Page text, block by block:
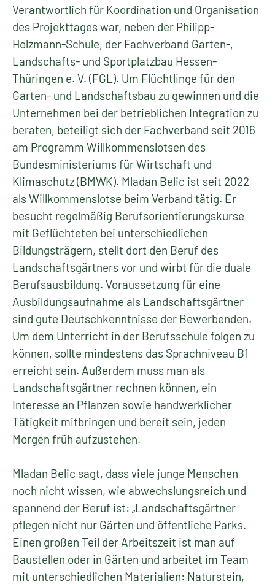
Verantwortlich für Koordination und Organisation
des Projekttages war, neben der Philipp-
Holzmann-Schule, der Fachverband Garten-,
Landschafts- und Sportplatzbau Hessen-
Thüringen e. V. (FGL). Um Flüchtlinge für den
Garten- und Landschaftsbau zu gewinnen und die
Unternehmen bei der betrieblichen Integration zu
beraten, beteiligt sich der Fachverband seit 2016
am Programm Willkommenslotsen des
Bundesministeriums für Wirtschaft und
Klimaschutz (BMWK). Mladan Belic ist seit 2022
als Willkommenslotse beim Verband tätig. Er
besucht regelmäßig Berufsorientierungskurse
mit Geflüchteten bei unterschiedlichen
Bildungsträgern, stellt dort den Beruf des
Landschaftsgärtners vor und wirbt für die duale
Berufsausbildung. Voraussetzung für eine
Ausbildungsaufnahme als Landschaftsgärtner
sind gute Deutschkenntnisse der Bewerbenden.
Um dem Unterricht in der Berufsschule folgen zu
können, sollte mindestens das Sprachniveau B1
erreicht sein. Außerdem muss man als
Landschaftsgärtner rechnen können, ein
Interesse an Pflanzen sowie handwerklicher
Tätigkeit mitbringen und bereit sein, jeden
Morgen früh aufzustehen.
Mladan Belic sagt, dass viele junge Menschen
noch nicht wissen, wie abwechslungsreich und
spannend der Beruf ist: „Landschaftsgärtner
pflegen nicht nur Gärten und öffentliche Parks.
Einen großen Teil der Arbeitszeit ist man auf
Baustellen oder in Gärten und arbeitet im Team
mit unterschiedlichen Materialien: Naturstein,